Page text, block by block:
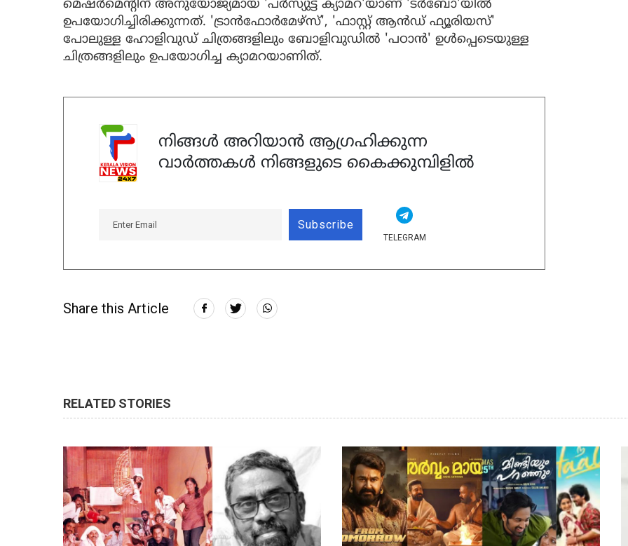
മെഷർമെന്റിന് അനുയോജ്യമായ 'പർസ്യുട്ട് ക്യാമറ'യാണ് 'ടർബോ'യിൽ
ഉപയോഗിച്ചിരിക്കുന്നത്. 'ട്രാൻഫോർമേഴ്‌സ്', 'ഫാസ്റ്റ് ആൻഡ് ഫ്യൂരിയസ്'
പോലുള്ള ഹോളിവുഡ് ചിത്രങ്ങളിലും ബോളിവുഡിൽ 'പഠാൻ' ഉൾപ്പെടെയുള്ള
ചിത്രങ്ങളിലും ഉപയോഗിച്ച ക്യാമറയാണിത്.
നിങ്ങൾ അറിയാൻ ആഗ്രഹിക്കുന്ന
വാർത്തകൾ നിങ്ങളുടെ കൈക്കുമ്പിളിൽ
Subscribe
TELEGRAM
Share this Article
RELATED STORIES